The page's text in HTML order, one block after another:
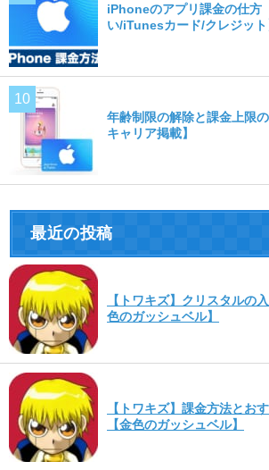
iPhoneのアプリ課金の仕方
い/iTunesカード/クレジット
年齢制限の解除と課金上限
キャリア掲載】
最近の投稿
【トワキズ】クリスタルの
色のガッシュベル】
【トワキズ】課金方法とお
【金色のガッシュベル】